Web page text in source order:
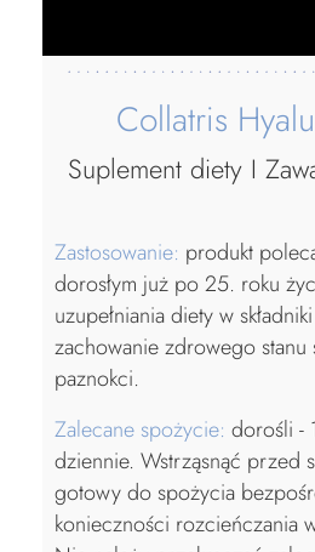
Collatris
Suplement diety I
Zastosowanie: produkt
dorosłym już po 25. roku
uzupełniania diety w
zachowanie zdrowego stanu
paznokci.
Zalecane spożycie: dorośli -
dziennie. Wstrząsnąć przed
gotowy do spożycia
konieczności rozcieńczania